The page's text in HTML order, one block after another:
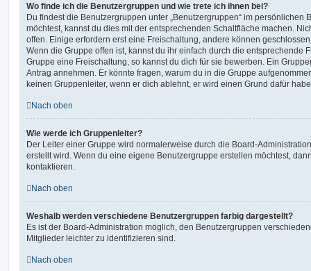
Wo finde ich die Benutzergruppen und wie trete ich ihnen bei?
Du findest die Benutzergruppen unter „Benutzergruppen“ im persönlichen
möchtest, kannst du dies mit der entsprechenden Schaltfläche machen.
offen. Einige erfordern erst eine Freischaltung, andere können
Wenn die Gruppe offen ist, kannst du ihr einfach durch die entsprechende
Gruppe eine Freischaltung, so kannst du dich für sie bewerben. Ein
Antrag annehmen. Er könnte fragen, warum du in die Gruppe
keinen Gruppenleiter, wenn er dich ablehnt, er wird einen Grund dafür
Nach oben
Wie werde ich Gruppenleiter?
Der Leiter einer Gruppe wird normalerweise durch die Board-
erstellt wird. Wenn du eine eigene Benutzergruppe erstellen möchtest,
kontaktieren.
Nach oben
Weshalb werden verschiedene Benutzergruppen farbig dargestellt?
Es ist der Board-Administration möglich, den Benutzergruppen
Mitglieder leichter zu identifizieren sind.
Nach oben